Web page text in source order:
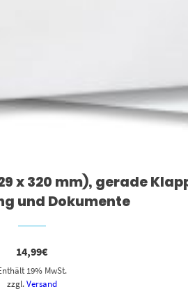
x 320 mm), gerade
und Dokumente
14,99€
19% MwSt.
zzgl.Versand